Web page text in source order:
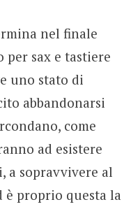
nel finale
sax e tastiere
uno stato di
abbandonarsi
come
ad esistere
a sopravvivere al
è proprio questa la